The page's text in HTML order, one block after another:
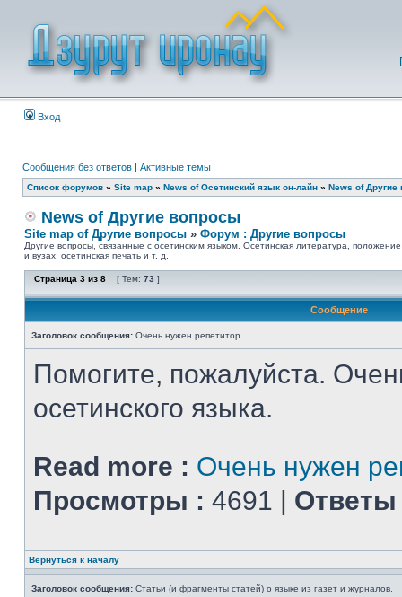
Вход
Сообщения без ответов | Активные темы
Список форумов » Site map » News of Осетинский язык он-лайн » News of Другие
News of Другие вопросы
Site map of Другие вопросы » Форум : Другие вопросы
Другие вопросы, связанные с осетинским языком. Осетинская литература,
и вузах, осетинская печать и т. д.
Страница 3 из 8 [ Тем: 73 ]
Сообщение
Заголовок сообщения: Очень нужен репетитор
Помогите, пожалуйста.
осетинского языка.
Read more : Очень нужен
Просмотры : 4691 | Ответы
Вернуться к началу
Заголовок сообщения: Статьи (и фрагменты статей) о языке из газет и журналов.